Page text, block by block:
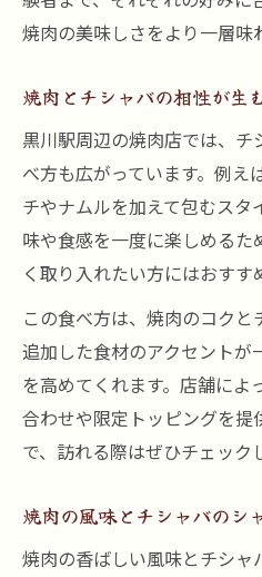
焼肉とチシャバの
焼肉の美味しさをより一層味
焼肉とチシャバの相性が生
黒川駅周辺の焼肉店では、
べ方も広がっています。例え
チやナムルを加えて包むス
味や食感を一度に楽しめるた
く取り入れたい方にはおすす
この食べ方は、焼肉のコク
追加した食材のアクセントが
を高めてくれます。店舗によ
合わせや限定トッピングを提
で、訪れる際はぜひチェック
焼肉の風味とチシャバのシ
焼肉の香ばしい風味とチシ